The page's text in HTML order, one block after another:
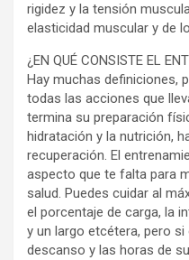
rigidez y la tensión
elasticidad muscular y de
¿EN QUÉ CONSISTE EL
Hay muchas definiciones,
todas las acciones que
termina su preparación
hidratación y la nutrición,
recuperación. El
aspecto que te falta para
salud. Puedes cuidar al
el porcentaje de carga, la
y un largo etcétera, pero
descanso y las horas de